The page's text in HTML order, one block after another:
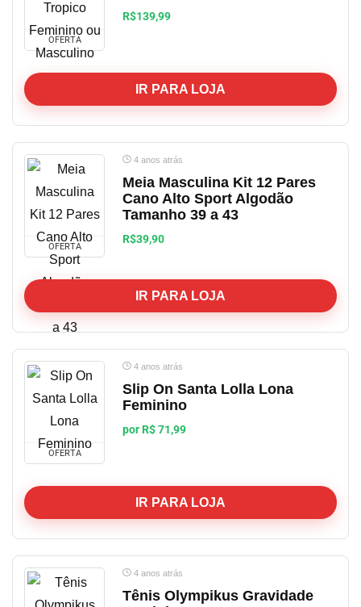
OFERTA
R$139,99
IR PARA LOJA
OFERTA
4 anos atrás
Meia Masculina Kit 12 Pares
Cano Alto Sport Algodão
Tamanho 39 a 43
R$39,90
IR PARA LOJA
OFERTA
4 anos atrás
Slip On Santa Lolla Lona
Feminino
por R$ 71,99
IR PARA LOJA
4 anos atrás
Tênis Olympikus Gravidade